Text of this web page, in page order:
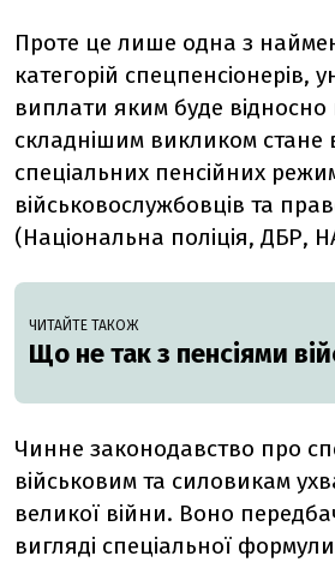
Проте це лише одна з
категорій спецпенсіонерів,
виплати яким буде відносно
складнішим викликом стане
спеціальних пенсійних
військовослужбовців та
(Національна поліція, ДБР,
ЧИТАЙТЕ ТАКОЖ
Що не так з пенсіями
Чинне законодавство про
військовим та силовикам
великої війни. Воно
вигляді спеціальної